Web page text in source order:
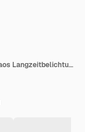
Kuang Si Wasserfälle in Luang Prabang Laos Langzeitbelichtung Schöner Wasserfall im wilden Dschungel